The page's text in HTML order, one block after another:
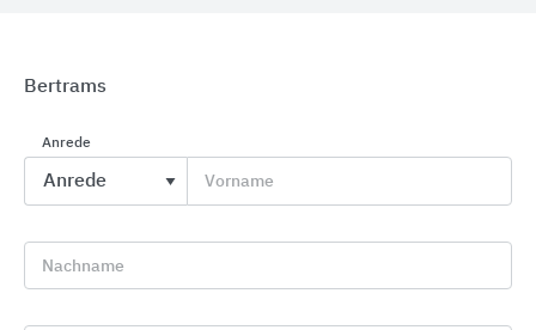
Schornsteinsysteme - Keramik
Schiedel
Bertrams
Anrede
Vorname
Nachname